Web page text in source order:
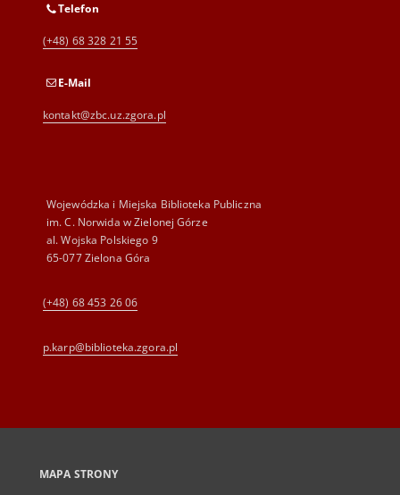
Telefon
(+48) 68 328 21 55
E-Mail
kontakt@zbc.uz.zgora.pl
Wojewódzka i Miejska Biblioteka Publiczna
im. C. Norwida w Zielonej Górze
al. Wojska Polskiego 9
65-077 Zielona Góra
(+48) 68 453 26 06
p.karp@biblioteka.zgora.pl
MAPA STRONY